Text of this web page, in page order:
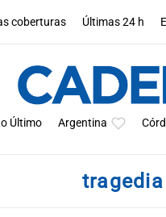
coberturas Últimas 24 h
Último Argentina